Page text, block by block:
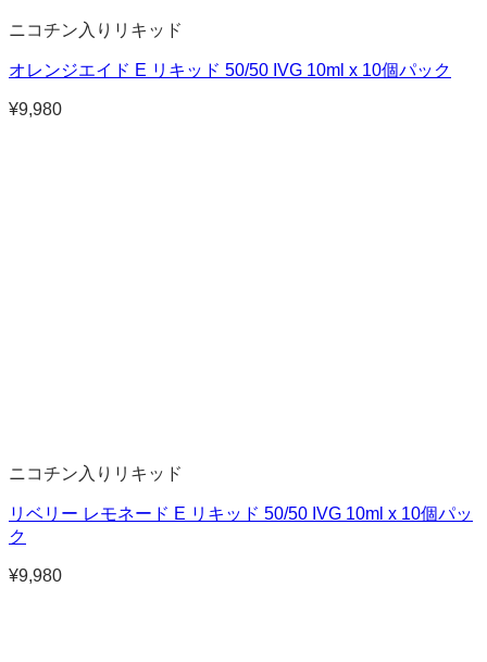
ニコチン入りリキッド
オレンジエイド E リキッド 50/50 IVG 10ml x 10個パック
¥9,980
ニコチン入りリキッド
リベリー レモネード E リキッド 50/50 IVG 10ml x 10個パッ
ク
¥9,980